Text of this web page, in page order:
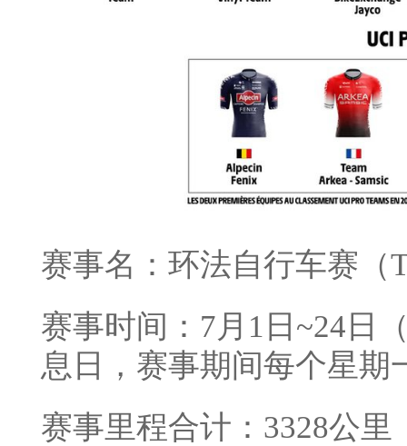
赛事名：环法自行车赛（
赛事时间：7月1日~24日
息日，赛事期间每个星期
赛事里程合计：3328公